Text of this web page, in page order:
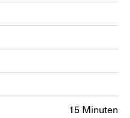
15 Minuten